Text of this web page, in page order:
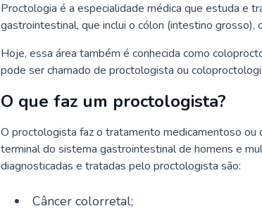
Proctologia é a especialidade médica que estuda e
gastrointestinal, que inclui o cólon (intestino grosso),
Hoje, essa área também é conhecida como
pode ser chamado de proctologista ou
O que faz um proctologista?
O proctologista faz o tratamento medicamentoso ou
terminal do sistema gastrointestinal de homens e
diagnosticadas e tratadas pelo proctologista são:
Câncer colorretal;